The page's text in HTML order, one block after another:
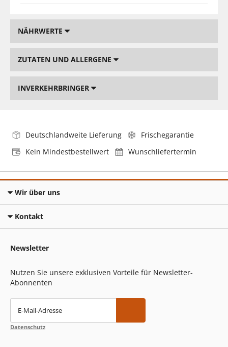
NÄHRWERTE
ZUTATEN UND ALLERGENE
INVERKEHRBRINGER
Deutschlandweite Lieferung
Frischegarantie
Kein Mindestbestellwert
Wunschliefertermin
Wir über uns
Kontakt
Newsletter
Nutzen Sie unsere exklusiven Vorteile für Newsletter-
Abonnenten
E-Mail-Adresse
Datenschutz